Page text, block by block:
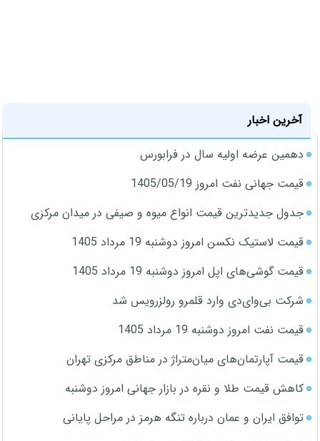
آخرین اخبار
دهمین عرضه اولیه سال در فرابورس
قیمت جهانی نفت امروز 1405/05/19
جدول جدیدترین قیمت انواع میوه و صیفی در میدان مرکزی
قیمت لاستیک نکسن امروز دوشنبه 19 مرداد 1405
قیمت گوشی‌های اپل امروز دوشنبه 19 مرداد 1405
شرکت بی‌وای‌دی وارد قلمرو رولزرویس شد
قیمت نفت امروز دوشنبه 19 مرداد 1405
قیمت آپارتمان‌های میان‌متراژ در مناطق مرکزی تهران
کاهش قیمت طلا و نقره در بازار جهانی امروز دوشنبه
توافق ایران و عمان درباره تنگه هرمز در مراحل پایانی